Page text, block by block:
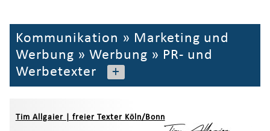
Kommunikation » Marketing und
Werbung » Werbung » PR- und
Werbetexter
+
Tim Allgaier | freier Texter Köln/Bonn